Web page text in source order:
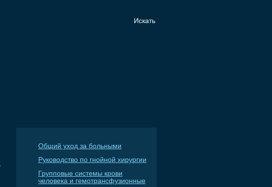
Общий уход за больными
Руководство по гнойной хирургии
Групповые системы крови
человека и гемотрансфузионные